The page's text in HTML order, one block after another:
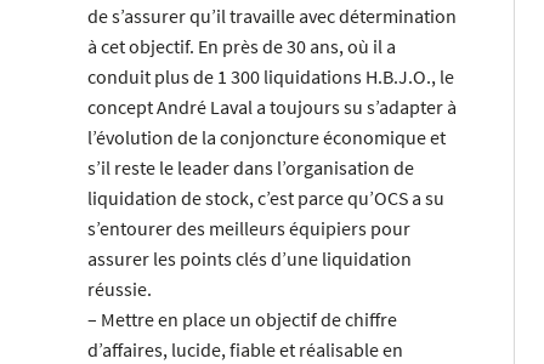
de s’assurer qu’il travaille avec détermination
à cet objectif. En près de 30 ans, où il a
conduit plus de 1 300 liquidations H.B.J.O., le
concept André Laval a toujours su s’adapter à
l’évolution de la conjoncture économique et
s’il reste le leader dans l’organisation de
liquidation de stock, c’est parce qu’OCS a su
s’entourer des meilleurs équipiers pour
assurer les points clés d’une liquidation
réussie.
– Mettre en place un objectif de chiffre
d’affaires, lucide, fiable et réalisable en